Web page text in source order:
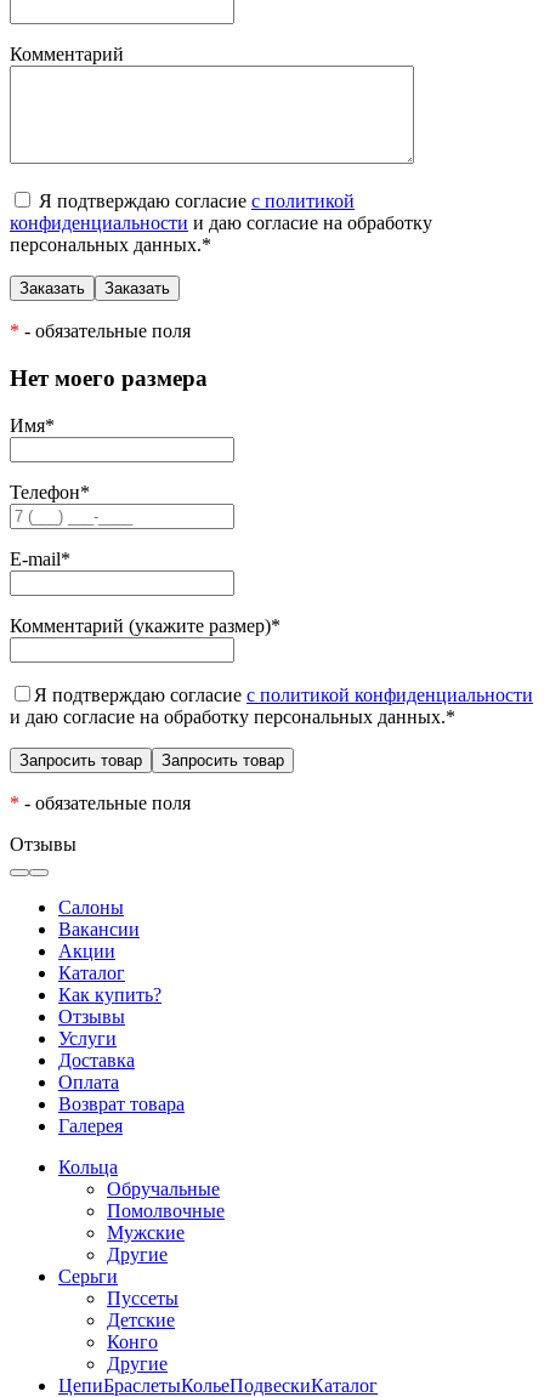
Комментарий
Я подтверждаю согласие с политикой
конфиденциальности и даю согласие на обработку
персональных данных.*
* - обязательные поля
Нет моего размера
Имя*
Телефон*
E-mail*
Комментарий (укажите размер)*
Я подтверждаю согласие с политикой конфиденциальности
и даю согласие на обработку персональных данных.*
* - обязательные поля
Отзывы
Салоны
Вакансии
Акции
Каталог
Как купить?
Отзывы
Услуги
Доставка
Оплата
Возврат товара
Галерея
Кольца
Обручальные
Помолвочные
Мужские
Другие
Серьги
Пуссеты
Детские
Конго
Другие
ЦепиБраслетыКольеПодвескиКаталог